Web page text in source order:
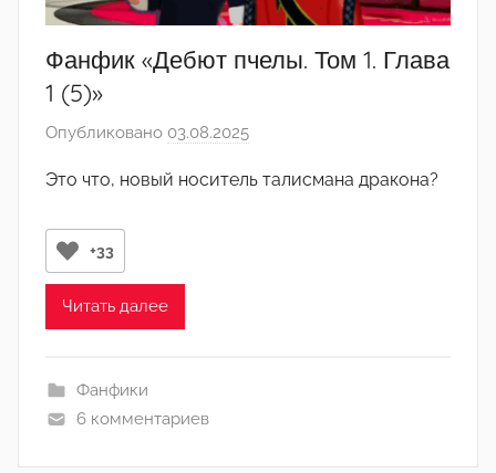
Фанфик «Дебют пчелы. Том 1. Глава
1 (5)»
Опубликовано 03.08.2025
т
Это что, новый носитель талисмана дракона?
+33
Читать далее
Фанфики
6 комментариев